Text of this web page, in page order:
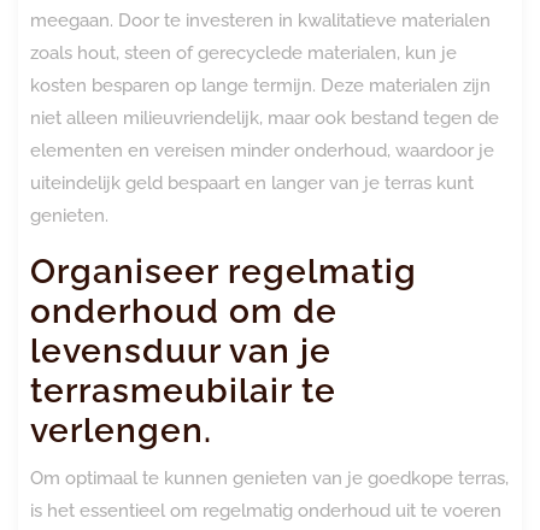
meegaan. Door te investeren in kwalitatieve materialen
zoals hout, steen of gerecyclede materialen, kun je
kosten besparen op lange termijn. Deze materialen zijn
niet alleen milieuvriendelijk, maar ook bestand tegen de
elementen en vereisen minder onderhoud, waardoor je
uiteindelijk geld bespaart en langer van je terras kunt
genieten.
Organiseer regelmatig
onderhoud om de
levensduur van je
terrasmeubilair te
verlengen.
Om optimaal te kunnen genieten van je goedkope terras,
is het essentieel om regelmatig onderhoud uit te voeren